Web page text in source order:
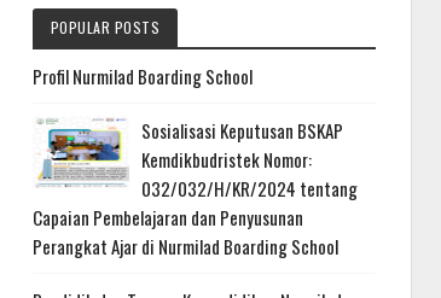
POPULAR POSTS
Profil Nurmilad Boarding School
Sosialisasi Keputusan BSKAP
Kemdikbudristek Nomor:
032/032/H/KR/2024 tentang
Capaian Pembelajaran dan Penyusunan
Perangkat Ajar di Nurmilad Boarding School